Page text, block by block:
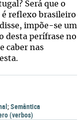
Será que o
reflexo brasileiro
impõe-se um
desta perífrase no
caber nas
;Semântica
(verbos)